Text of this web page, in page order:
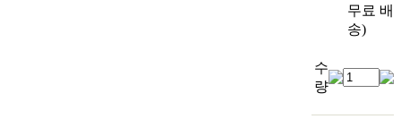
무료 배
송)
수
량